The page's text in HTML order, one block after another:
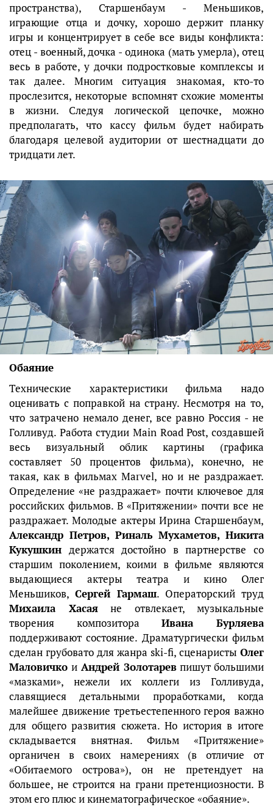
пространства), Старшенбаум - Меньшиков,
играющие отца и дочку, хорошо держит планку
игры и концентрирует в себе все виды конфликта:
отец - военный, дочка - одинока (мать умерла), отец
весь в работе, у дочки подростковые комплексы и
так далее. Многим ситуация знакомая, кто-то
прослезится, некоторые вспомнят схожие моменты
в жизни. Следуя логической цепочке, можно
предполагать, что кассу фильм будет набирать
благодаря целевой аудитории от шестнадцати до
тридцати лет.
Обаяние
Технические характеристики фильма надо
оценивать с поправкой на страну. Несмотря на то,
что затрачено немало денег, все равно Россия - не
Голливуд. Работа студии Main Road Post, создавшей
весь визуальный облик картины (графика
составляет 50 процентов фильма), конечно, не
такая, как в фильмах Marvel, но и не раздражает.
Определение «не раздражает» почти ключевое для
российских фильмов. В «Притяжении» почти все не
раздражает. Молодые актеры Ирина Старшенбаум,
Александр Петров, Риналь Мухаметов, Никита
Кукушкин держатся достойно в партнерстве со
старшим поколением, коими в фильме являются
выдающиеся актеры театра и кино Олег
Меньшиков, Сергей Гармаш. Операторский труд
Михаила Хасаяне отвлекает, музыкальные
творения композитораИвана Бурляева
поддерживают состояние. Драматургически фильм
сделан грубовато для жанра ski-fi, сценаристы Олег
Маловичкои Андрей Золотаревпишут большими
«мазками», нежели их коллеги из Голливуда,
славящиеся детальными проработками, когда
малейшее движение третьестепенного героя важно
для общего развития сюжета. Но история в итоге
складывается внятная. Фильм «Притяжение»
органичен в своих намерениях (в отличие от
«Обитаемого острова»), он не претендует на
большее, не строится на грани претенциозности. В
этом его плюс и кинематографическое «обаяние».